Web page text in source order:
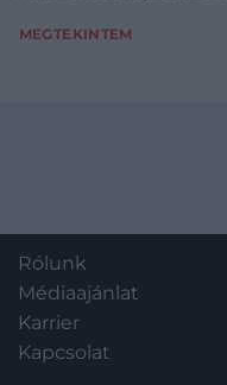
MEGTEKINTEM
Rólunk
Médiaajánlat
Karrier
Kapcsolat